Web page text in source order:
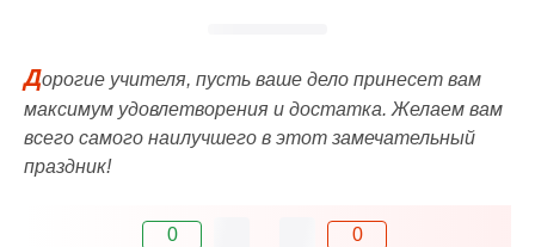
Дорогие учителя, пусть ваше дело принесет вам
максимум удовлетворения и достатка. Желаем вам
всего самого наилучшего в этот замечательный
праздник!
0 0